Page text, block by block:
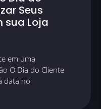
Seus
sua Loja
em uma
O Dia do Cliente
data no